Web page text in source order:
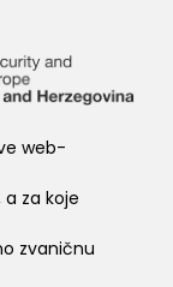
web-
za koje
zvaničnu